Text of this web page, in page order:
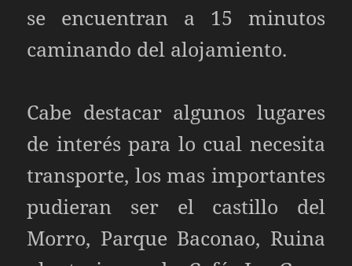
se encuentran a 15 minutos
caminando del alojamiento.
Cabe destacar algunos lugares
de interés para lo cual necesita
transporte, los mas importantes
pudieran ser el castillo del
Morro, Parque Baconao, Ruina